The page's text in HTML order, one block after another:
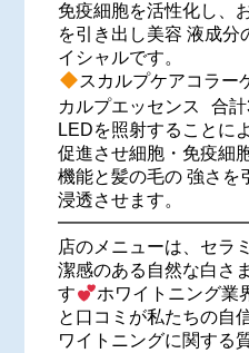
免疫細胞を活性化し、
を引き出し美容 液成分
イシャルです。
スカルプケアコラー
カルプエッセンス 合計
LEDを照射することに
促進させ細胞・免疫細
機能と髪の毛の 強さを
浸透させます。
店のメニューは、セラ
潔感のある自然な白さ
す
ホワイトニング業
と口コミが私たちの自
ワイトニングに関する